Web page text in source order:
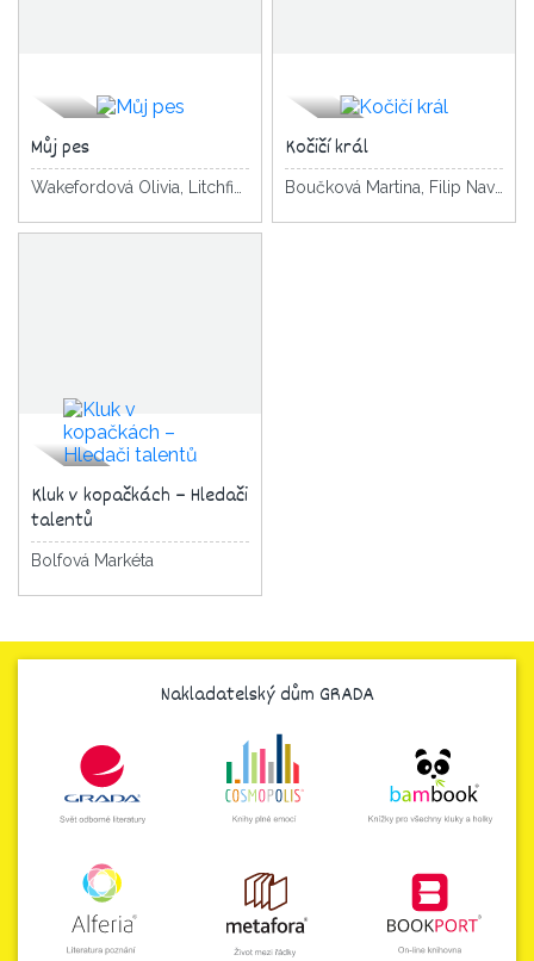
Můj pes Kočičí král
Kluk v kopačkách – Hledači
talentů
Bolfová Markéta
Nakladatelský dům GRADA